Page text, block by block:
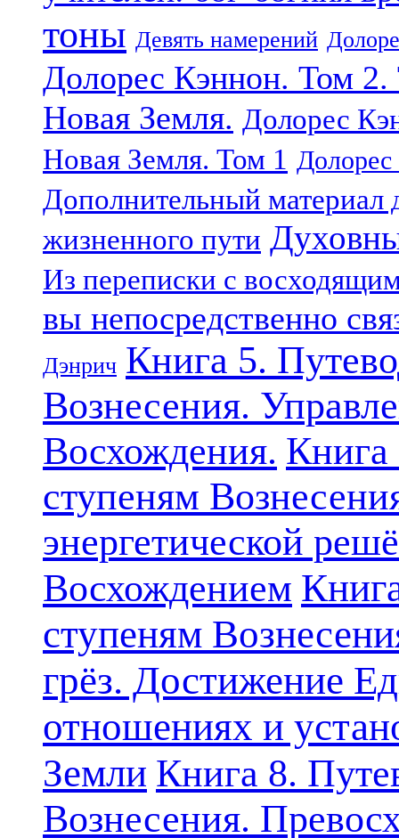
тоны Девять намерений
Долорес Кэннон. Том 2.
Новая Земля. Долорес
Новая Земля. Том 1
Дополнительный материал
жизненного пути
Из переписки с
вы непосредственно
Дэнрич Книга 5.
Вознесения.
Восхождения. Книга
ступеням
энергетической
Восхождением
ступеням
грёз. Достижение
отношениях и
Земли Книга 8.
Вознесения.